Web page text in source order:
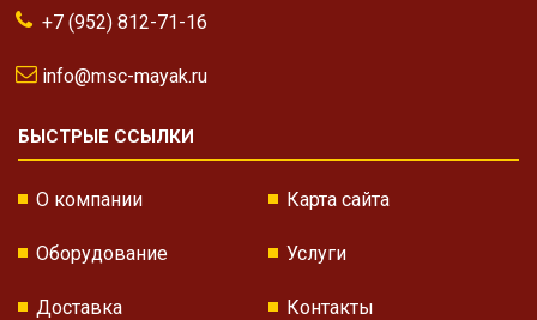
+7 (952) 812-71-16
info@msc-mayak.ru
БЫСТРЫЕ ССЫЛКИ
О компании Карта сайта
Оборудование Услуги
Доставка Контакты